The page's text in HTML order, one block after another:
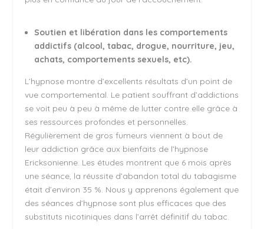
Soutien et libération dans les comportements
addictifs (alcool, tabac, drogue, nourriture, jeu,
achats, comportements sexuels, etc).
L’hypnose montre d’excellents résultats d’un point de
vue comportemental. Le patient souffrant d’addictions
se voit peu à peu à même de lutter contre elle grâce à
ses ressources profondes et personnelles.
Régulièrement de gros fumeurs viennent à bout de
leur addiction grâce aux bienfaits de l’hypnose
Ericksonienne. Les études montrent que 6 mois après
une séance, la réussite d’abandon total du tabagisme
était d’environ 35 %. Nous y apprenons également que
des séances d’hypnose sont plus efficaces que des
substituts nicotiniques dans l’arrêt définitif du tabac.